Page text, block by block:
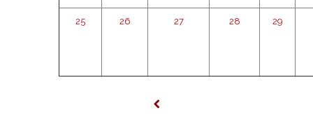
25 26 27 28 29